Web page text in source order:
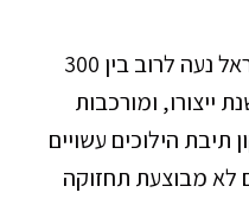
עלות טיפול שוטף לקטנוע בישראל נעה לרוב בין 300
ייצורו, ומורכבות
תיבת הילוכים עשויים
לא מבוצעת תחזוקה